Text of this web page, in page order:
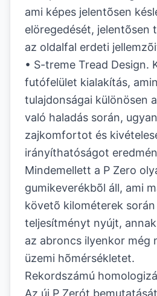
ami képes jelentõsen
elöregedését, jelentõsen
az oldalfal erdeti
• S-treme Tread Design.
futófelület kialakítás,
tulajdonságai különösen
való haladás során,
zajkomfortot és
irányíthatóságot
Mindemellett a P Zero
gumikeverékbõl áll, ami
követõ kilométerek
teljesítményt nyújt,
az abroncs ilyenkor még
üzemi hõmérsékletet.
Rekordszámú
Az új P Zerót